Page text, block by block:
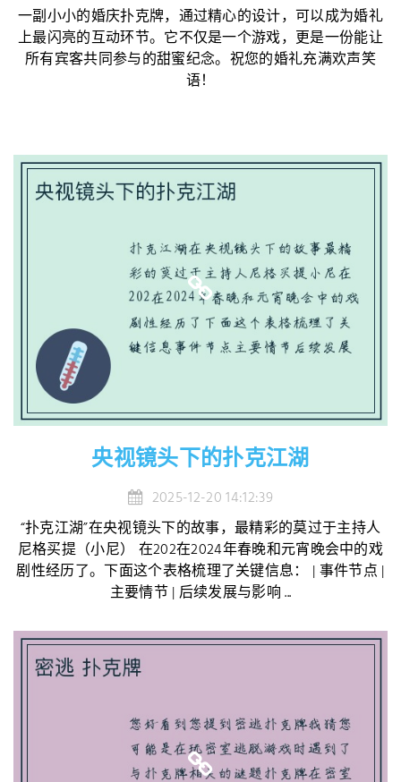
一副小小的婚庆扑克牌，通过精心的设计，可以成为婚礼
上最闪亮的互动环节。它不仅是一个游戏，更是一份能让
所有宾客共同参与的甜蜜纪念。祝您的婚礼充满欢声笑
语！
央视镜头下的扑克江湖
2025-12-20 14:12:39
“扑克江湖”在央视镜头下的故事，最精彩的莫过于主持人
尼格买提（小尼） 在202在2024年春晚和元宵晚会中的戏
剧性经历了。下面这个表格梳理了关键信息： | 事件节点 |
主要情节 | 后续发展与影响 ...